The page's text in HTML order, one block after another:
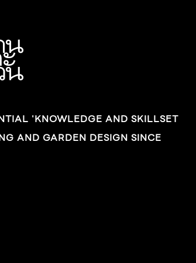
กับสนาม
ความชื้นของ
ปัญหา 1.
นังออก โดย
รทิ้งให้ผนัง
บ “ผนัง
ให้ชุ่ม ปล่อย
'KNOWLEDGE AND SKILLSET
AND GARDEN DESIGN SINCE